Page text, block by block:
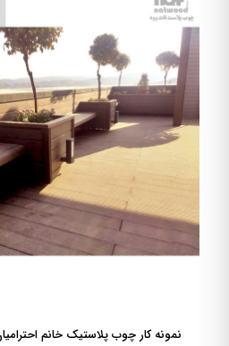
نمونه کار چوب پلاستیک خانم